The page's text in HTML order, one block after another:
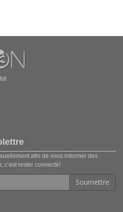
afin de vous informer des
c’est rester connecté!
Soumettre